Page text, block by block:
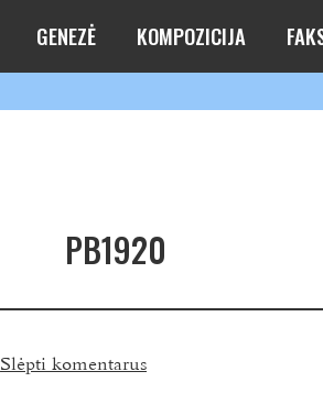
GENEZĖ KOMPOZICIJA
PB1920
Slėpti komentarus